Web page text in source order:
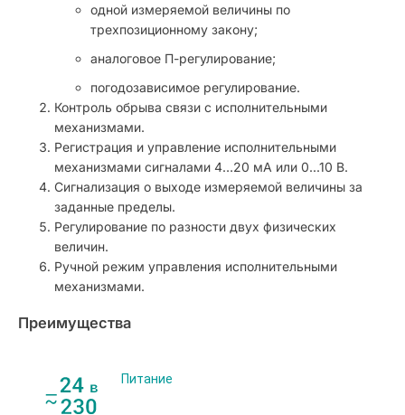
одной измеряемой величины по
трехпозиционному закону;
аналоговое П-регулирование;
погодозависимое регулирование.
Контроль обрыва связи с исполнительными
механизмами.
Регистрация и управление исполнительными
механизмами сигналами 4…20 мА или 0...10 В.
Сигнализация о выходе измеряемой величины за
заданные пределы.
Регулирование по разности двух физических
величин.
Ручной режим управления исполнительными
механизмами.
Преимущества
Питание